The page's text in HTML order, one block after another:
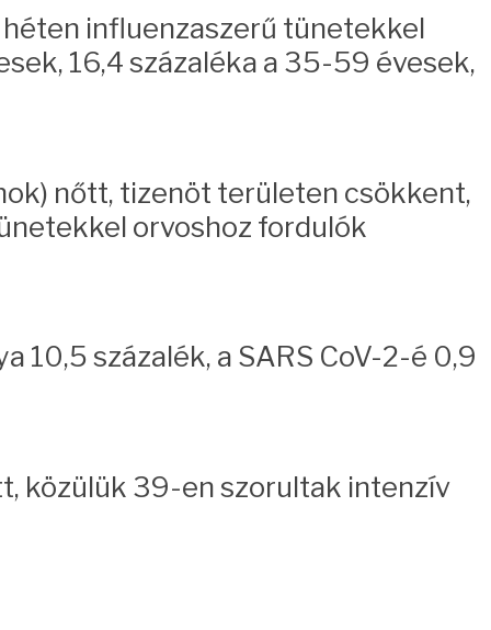
influenzaszerű tünetekkel
16,4 százaléka a 35-59 évesek,
nőtt, tizenöt területen csökkent,
orvoshoz fordulók
százalék, a SARS CoV-2-é 0,9
közülük 39-en szorultak intenzív